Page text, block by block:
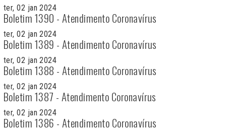
ter, 02 jan 2024
Boletim 1390 - Atendimento Coronavírus
ter, 02 jan 2024
Boletim 1389 - Atendimento Coronavírus
ter, 02 jan 2024
Boletim 1388 - Atendimento Coronavírus
ter, 02 jan 2024
Boletim 1387 - Atendimento Coronavírus
ter, 02 jan 2024
Boletim 1386 - Atendimento Coronavírus